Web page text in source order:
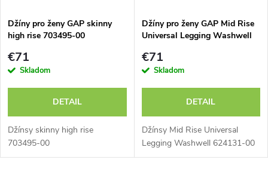
Džíny pro ženy GAP skinny
high rise 703495-00
€71
Skladom
DETAIL
Džínsy skinny high rise
703495-00
Džíny pro ženy GAP Mid Rise
Universal Legging Washwell
€71
Skladom
DETAIL
Džínsy Mid Rise Universal
Legging Washwell 624131-00